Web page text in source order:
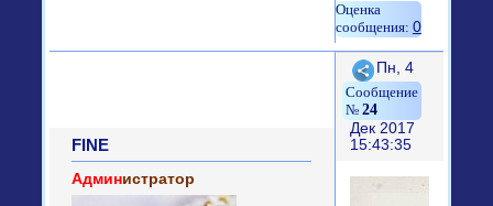
0
Поделиться
24
Пн, 4
Дек 2017
15:43:35
FINE
Администратор